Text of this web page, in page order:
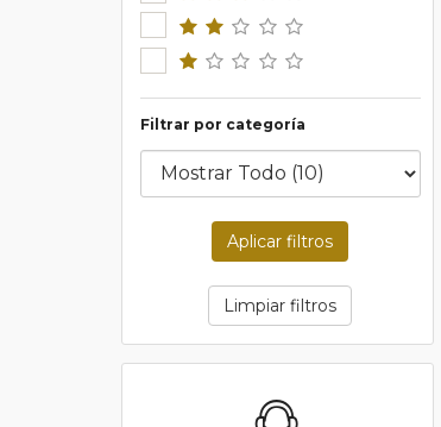
Filtrar por categoría
Aplicar filtros
Limpiar filtros